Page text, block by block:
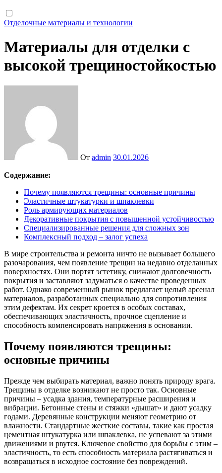
Отделочные материалы и технологии
Материалы для отделки с
высокой трещиностойкостью
От admin 30.01.2026
Содержание:
Почему появляются трещины: основные причины
Эластичные штукатурки и шпаклевки
Роль армирующих материалов
Декоративные покрытия с повышенной устойчивостью
Специализированные решения для сложных зон
Комплексный подход – залог успеха
В мире строительства и ремонта ничто не вызывает большего
разочарования, чем появление трещин на недавно отделанных
поверхностях. Они портят эстетику, снижают долговечность
покрытия и заставляют задуматься о качестве проведенных
работ. Однако современный рынок предлагает целый арсенал
материалов, разработанных специально для сопротивления
этим дефектам. Их секрет кроется в особых составах,
обеспечивающих эластичность, прочное сцепление и
способность компенсировать напряжения в основании.
Почему появляются трещины:
основные причины
Прежде чем выбирать материал, важно понять природу врага.
Трещины в отделке возникают не просто так. Основные
причины – усадка здания, температурные расширения и
вибрации. Бетонные стены и стяжки «дышат» и дают усадку
годами. Деревянные конструкции меняют геометрию от
влажности. Стандартные жесткие составы, такие как простая
цементная штукатурка или шпаклевка, не успевают за этими
движениями и рвутся. Ключевое свойство для борьбы с этим –
эластичность, то есть способность материала растягиваться и
возвращаться в исходное состояние без повреждений.